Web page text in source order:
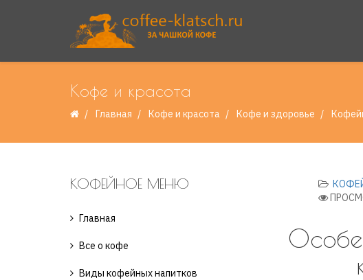
Кофе и красота
Главная Кофе и красота Кофе и здоровье
КОФЕЙНОЕ МЕНЮ
Главная
Все о кофе
Виды кофейных напитков